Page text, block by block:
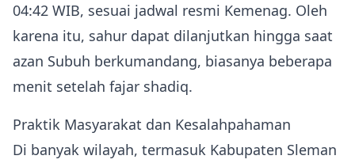
04:42 WIB, sesuai jadwal resmi Kemenag. Oleh
karena itu, sahur dapat dilanjutkan hingga saat
azan Subuh berkumandang, biasanya beberapa
menit setelah fajar shadiq.
Praktik Masyarakat dan Kesalahpahaman
Di banyak wilayah, termasuk Kabupaten Sleman